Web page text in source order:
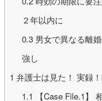
２年以内に
0.3 男女で異なる離
強し
1 弁護士は見た！ 実録
1.1
【Case File.1】